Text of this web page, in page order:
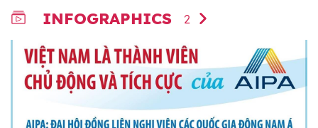
INFOGRAPHICS 2